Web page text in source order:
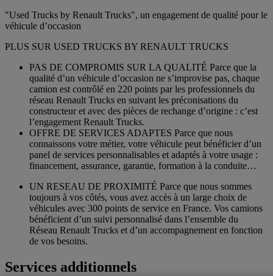
"Used Trucks by Renault Trucks", un engagement de qualité pour le
véhicule d’occasion
PLUS SUR USED TRUCKS BY RENAULT TRUCKS
PAS DE COMPROMIS SUR LA QUALITÉ Parce que la
qualité d’un véhicule d’occasion ne s’improvise pas, chaque
camion est contrôlé en 220 points par les professionnels du
réseau Renault Trucks en suivant les préconisations du
constructeur et avec des pièces de rechange d’origine : c’est
l’engagement Renault Trucks.
OFFRE DE SERVICES ADAPTES Parce que nous
connaissons votre métier, votre véhicule peut bénéficier d’un
panel de services personnalisables et adaptés à votre usage :
financement, assurance, garantie, formation à la conduite…
UN RESEAU DE PROXIMITÉ Parce que nous sommes
toujours à vos côtés, vous avez accès à un large choix de
véhicules avec 300 points de service en France. Vos camions
bénéficient d’un suivi personnalisé dans l’ensemble du
Réseau Renault Trucks et d’un accompagnement en fonction
de vos besoins.
Services additionnels